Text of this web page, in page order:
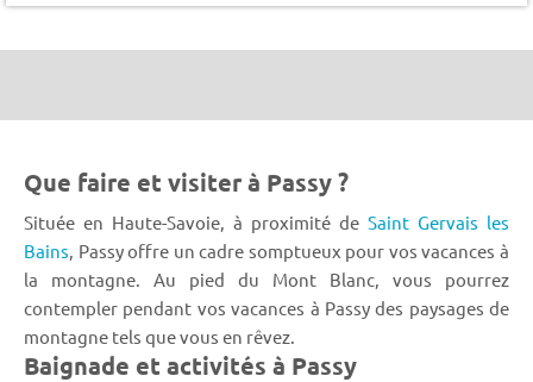
Que faire et visiter à Passy ?
Située en Haute-Savoie, à proximité de Saint Gervais les
Bains , Passy offre un cadre somptueux pour vos vacances à
la montagne. Au pied du Mont Blanc, vous pourrez
contempler pendant vos vacances à Passy des paysages de
montagne tels que vous en rêvez.
Baignade et activités à Passy